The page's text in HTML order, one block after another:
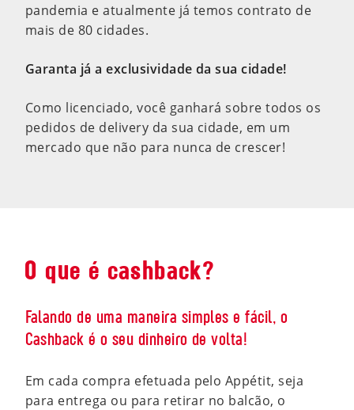
pandemia e atualmente já temos contrato de
mais de 80 cidades.
Garanta já a exclusividade da sua cidade!
Como licenciado, você ganhará sobre todos os
pedidos de delivery da sua cidade, em um
mercado que não para nunca de crescer!
O que é cashback?
Falando de uma maneira simples e fácil, o
Cashback é o seu dinheiro de volta!
Em cada compra efetuada pelo Appétit, seja
para entrega ou para retirar no balcão, o